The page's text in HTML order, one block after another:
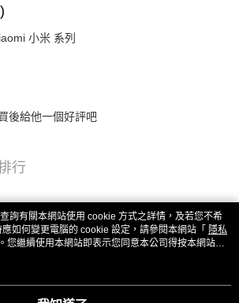
小米 系列
後給他一個好評吧
行
詢有關本網站使用 cookie 方式之詳情，及若您不希
如何變更電腦的 cookie 設定，請參閱本網站「 隱私
您繼續使用本網站即表示您同意本公司得按本網站使
cookie。